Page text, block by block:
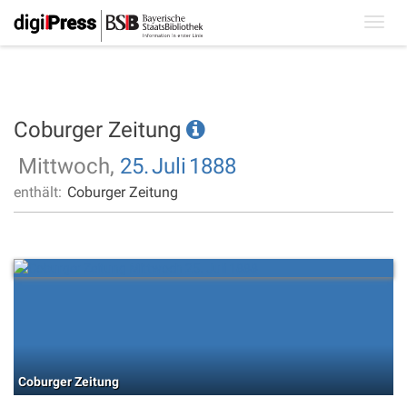
Coburger Zeitung
Mittwoch, 25.Juli 1888
enthält: Coburger Zeitung
Coburger Zeitung